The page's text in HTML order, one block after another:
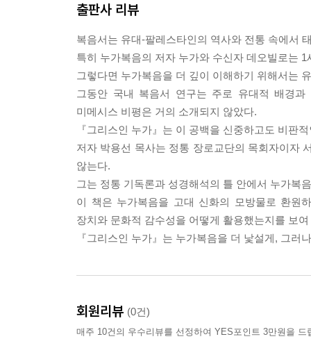
출판사 리뷰
복음서는 유대-팔레스타인의 역사와 전통 속에서
특히 누가복음의 저자 누가와 수신자 데오빌로는
그렇다면 누가복음을 더 깊이 이해하기 위해서는
그동안 국내 복음서 연구는 주로 유대적 배경
미메시스 비평은 거의 소개되지 않았다.
『그리스인 누가』는 이 공백을 신중하고도 비판
저자 박용선 목사는 정통 장로교단의 목회자이자
않는다.
그는 정통 기독론과 성경해석의 틀 안에서 누가복
이 책은 누가복음을 고대 신화의 모방물로 환원
장치와 문화적 감수성을 어떻게 활용했는지를 보
『그리스인 누가』는 누가복음을 더 낯설게, 그
회원리뷰 (0건)
매주 10건의 우수리뷰를 선정하여 YES포인트 3만원을 드